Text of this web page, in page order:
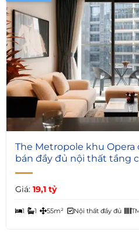
4
The Metropole khu Opera
bán đầy đủ nội thất tầng
Giá: 19,1 tỷ
1 1 55m² Nội thất đầy đủ